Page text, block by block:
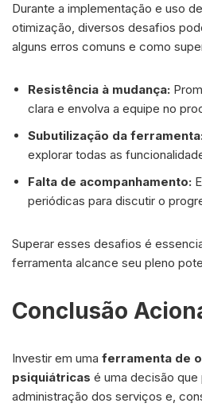
Durante a implementação e uso
otimização, diversos desafios
alguns erros comuns e como
Resistência à mudança:
clara e envolva a equipe no
Subutilização da
explorar todas as
Falta de acompanhamento:
periódicas para discutir o
Superar esses desafios é
ferramenta alcance seu pleno
Conclusão
Investir em uma ferramenta de
psiquiátricas é uma decisão
administração dos serviços e,